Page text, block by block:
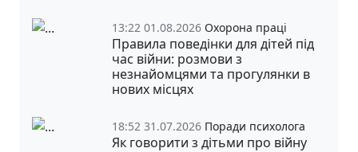
13:22 01.08.2026 Охорона праці
Правила поведінки для дітей під
час війни: розмови з
незнайомцями та прогулянки в
нових місцях
18:52 31.07.2026 Поради психолога
Як говорити з дітьми про війну